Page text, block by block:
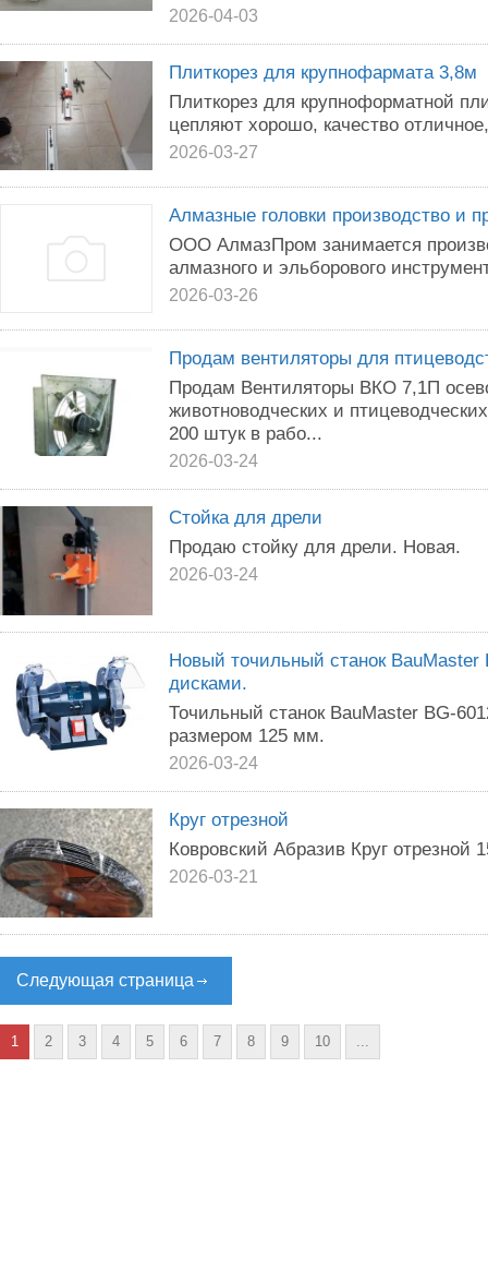
2026-04-03
Плиткорез для крупнофармата 3,8м
Плиткорез для крупноформатной
цепляют хорошо, качество
2026-03-27
Алмазные головки производство и
ООО АлмазПром занимается
алмазного и эльборового
2026-03-26
Продам вентиляторы для
Продам Вентиляторы ВКО 7,1П
животноводческих и
200 штук в рабо...
2026-03-24
Стойка для дрели
Продаю стойку для дрели. Новая.
2026-03-24
Новый точильный станок
дисками.
Точильный станок BauMaster BG-
размером 125 мм.
2026-03-24
Круг отрезной
Ковровский Абразив Круг отрезной
2026-03-21
Следующая страница
1 2 3 4 5 6 7 8 9 10 ...